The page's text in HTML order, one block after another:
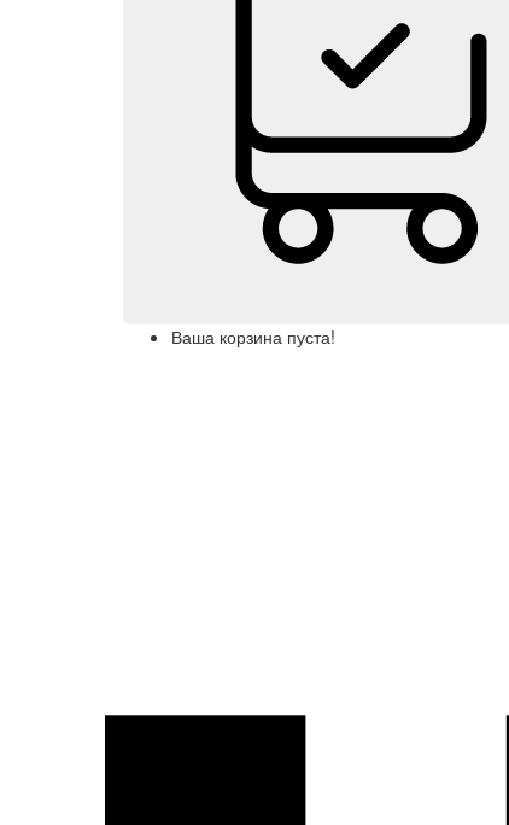
Ваша корзина пуста!